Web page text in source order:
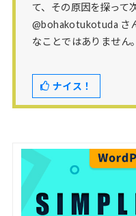
て、その原因を探って
@bohakotukotuda さ
なことではありません。
ナイス！